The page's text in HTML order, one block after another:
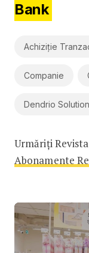
Bank
Achiziție
Companie
Dendrio
Urmăriți
Abonamente